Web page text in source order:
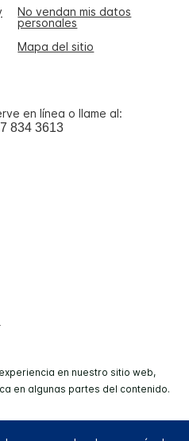
No vendan mis datos
personales
Mapa del sitio
en línea o llame al:
834 3613
en nuestro sitio web,
en algunas partes del contenido.